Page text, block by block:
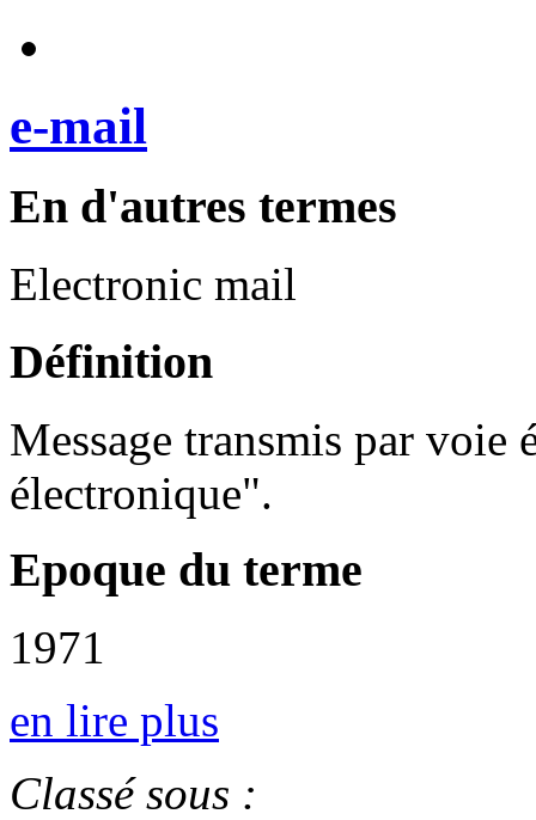
e-mail
En d'autres termes
Electronic mail
Définition
Message transmis par
électronique".
Epoque du terme
1971
en lire plus
Classé sous :